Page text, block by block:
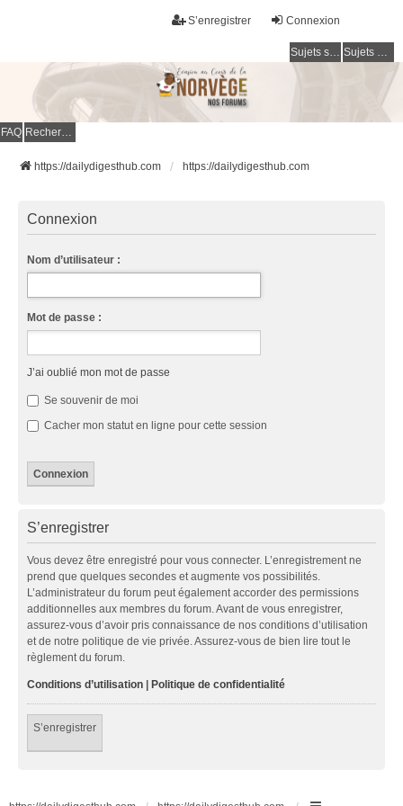
Connexion
S’enregistrer
Sujets sans réponse Sujets actifs
FAQ Rechercher
https://dailydigesthub.com https://dailydigesthub.com
Connexion
Nom d’utilisateur :
Mot de passe :
J’ai oublié mon mot de passe
Se souvenir de moi
Cacher mon statut en ligne pour cette session
S’enregistrer
Vous devez être enregistré pour vous connecter. L’enregistrement ne
prend que quelques secondes et augmente vos possibilités.
L’administrateur du forum peut également accorder des permissions
additionnelles aux membres du forum. Avant de vous enregistrer,
assurez-vous d’avoir pris connaissance de nos conditions d’utilisation
et de notre politique de vie privée. Assurez-vous de bien lire tout le
règlement du forum.
Conditions d’utilisation Politique de confidentialité
S’enregistrer